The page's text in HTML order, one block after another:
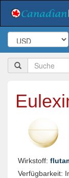
Wirkstoff:
Verfügbarkeit: